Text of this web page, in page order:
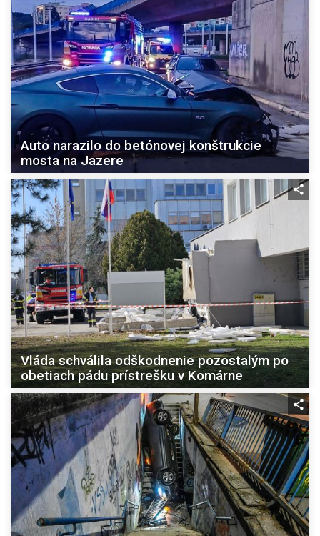
Auto narazilo do betónovej konštrukcie
mosta na Jazere
Vláda schválila odškodnenie pozostalým po
obetiach pádu prístrešku v Komárne